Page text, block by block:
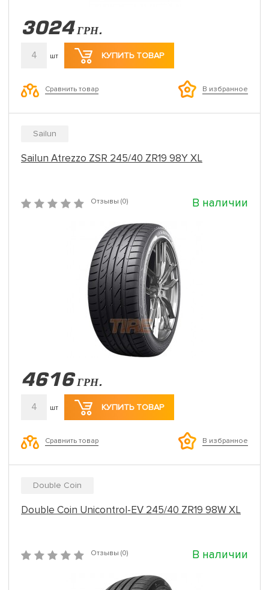
3024 ГРН.
4 шт КУПИТЬ ТОВАР
Сравнить товар В избранное
Sailun
Sailun Atrezzo ZSR 245/40 ZR19 98Y XL
Отзывы (0) В наличии
4616 ГРН.
4 шт КУПИТЬ ТОВАР
Сравнить товар В избранное
Double Coin
Double Coin Unicontrol-EV 245/40 ZR19 98W XL
Отзывы (0) В наличии